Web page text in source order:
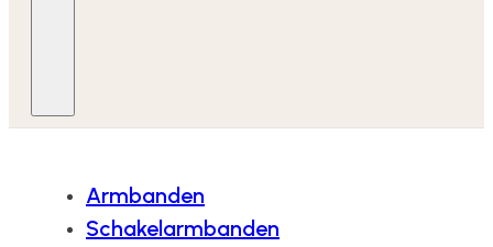
Armbanden
Schakelarmbanden